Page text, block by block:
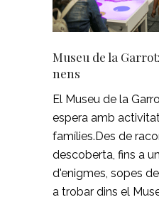
Museu de la
nens
El Museu de la
espera amb
famílies.Des de
descoberta, fins a
d'enigmes, sopes
a trobar dins el